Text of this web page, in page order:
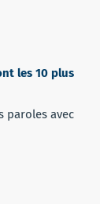
les 10 plus
paroles avec